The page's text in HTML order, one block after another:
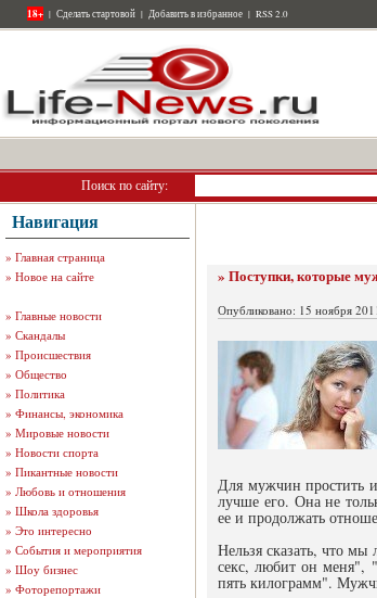
18+ | Сделать стартовой | Добавить в избранное | RSS 2.0
Поиск по сайту:
Навигация
» Главная страница
» Новое на сайте
» Главные новости
» Скандалы
» Происшествия
» Общество
» Политика
» Финансы, экономика
» Мировые новости
» Новости спорта
» Пикантные новости
» Любовь и отношения
» Школа здоровья
» Это интересно
» События и мероприятия
» Шоу бизнес
» Фоторепортажи
» Поступки, которые
Опубликовано: 15 ноября
Для мужчин простить
лучше его. Она не
ее и продолжать
Нельзя сказать, что
секс, любит он меня",
пять килограмм".